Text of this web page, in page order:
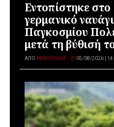
Εντοπίστηκε στο
γερμανικό
Παγκοσμίου
μετά τη βύθισή
ΑΠΌ NEWSROOM 05/08/2026 |